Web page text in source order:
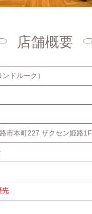
店舗概要
ドルーク）
市本町227 ザクセン姫路1F
先